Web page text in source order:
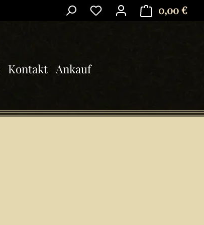
0,00 €
Kontakt Ankauf